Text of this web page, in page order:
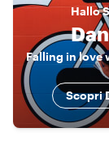
Hallo
Scopri